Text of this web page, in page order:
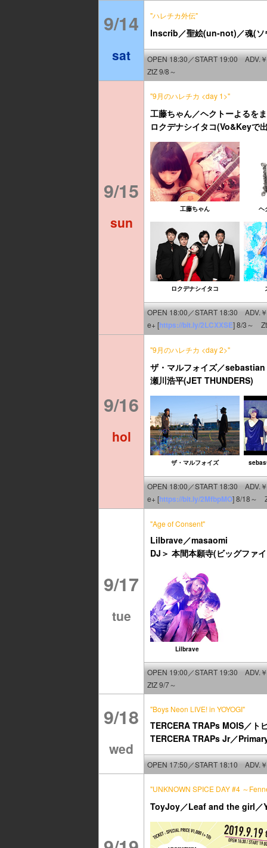
9/14
sat
"ハレチカ外伝"
Inscrib／聖絵(un-not)／魂(ソ
OPEN 18:30／START 19:00 ADV.
ZtZ 9/8～
9/15
sun
"9月のハレチカ <day 1>"
工藤ちゃん／ヘクトーよるを
ロクデナシイタコ(Vo&Keyで
工藤ちゃん ヘ
ロクデナシイタコ
OPEN 18:00／START 18:30 ADV.
e+ [https://bit.ly/2LCXXSE] 8/3～
9/16
hol
"9月のハレチカ <day 2>"
ザ・マルフォイズ／
瀬川浩平(JET THUNDERS)
ザ・マルフォイズ
OPEN 18:00／START 18:30 ADV.
e+ [https://bit.ly/2MfbpMO] 8/18～
9/17
tue
"Age of Consent"
Lilbrave／masaomi
DJ＞ 本間本願寺(ビッグファ
Lilbrave
OPEN 19:00／START 19:30 ADV.
ZtZ 9/7～
9/18
wed
"Boys Neon LIVE! in YOYOGI"
TERCERA TRAPs MOIS／ト
TERCERA TRAPs Jr／
OPEN 17:50／START 18:10 ADV.
"UNKNOWN SPICE DAY #4 ～
ToyJoy／Leaf and the girl／